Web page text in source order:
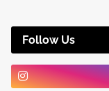
Follow Us